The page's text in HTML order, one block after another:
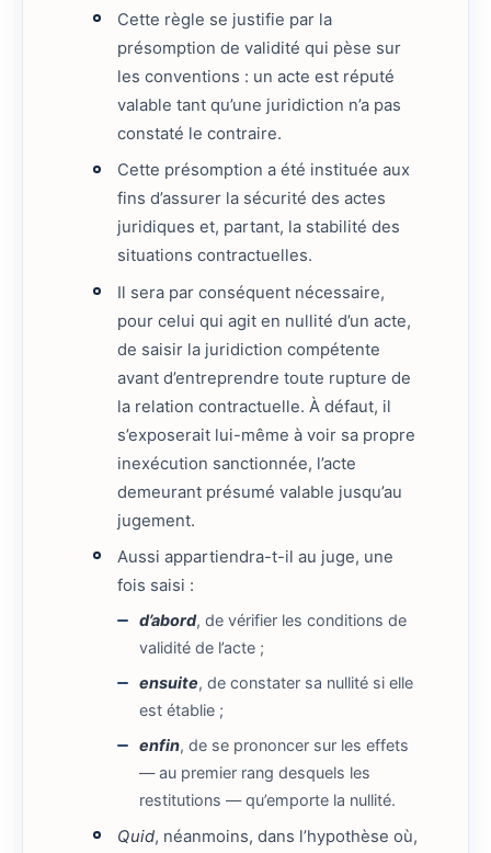
Cette règle se justifie par la
présomption de validité qui pèse sur
les conventions : un acte est réputé
valable tant qu’une juridiction n’a pas
constaté le contraire.
Cette présomption a été instituée aux
fins d’assurer la sécurité des actes
juridiques et, partant, la stabilité des
situations contractuelles.
Il sera par conséquent nécessaire,
pour celui qui agit en nullité d’un acte,
de saisir la juridiction compétente
avant d’entreprendre toute rupture de
la relation contractuelle. À défaut, il
s’exposerait lui-même à voir sa propre
inexécution sanctionnée, l’acte
demeurant présumé valable jusqu’au
jugement.
Aussi appartiendra-t-il au juge, une
fois saisi :
d’abord, de vérifier les conditions de
validité de l’acte ;
ensuite, de constater sa nullité si elle
est établie ;
enfin, de se prononcer sur les effets
— au premier rang desquels les
restitutions — qu’emporte la nullité.
Quid, néanmoins, dans l’hypothèse où,